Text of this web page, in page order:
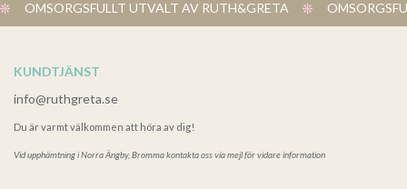
OMSORGSFULLT UTVALT AV RUTH&GRETA
KUNDTJÄNST
info@ruthgreta.se
Du är varmt välkommen att höra av dig!
Vid upphämtning iNorra Ängby, Bromma kontakta oss via mejl för vidare information